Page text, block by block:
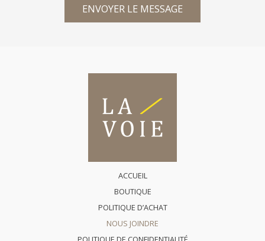
ENVOYER LE MESSAGE
ACCUEIL
BOUTIQUE
POLITIQUE D’ACHAT
NOUS JOINDRE